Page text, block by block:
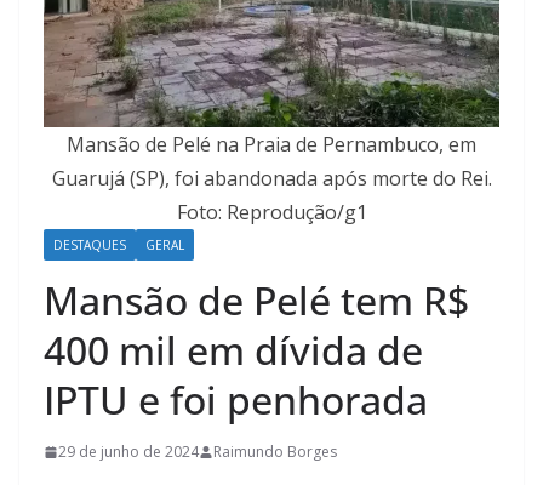
Mansão de Pelé na Praia de Pernambuco, em
Guarujá (SP), foi abandonada após morte do Rei.
Foto: Reprodução/g1
DESTAQUES GERAL
Mansão de Pelé tem R$
400 mil em dívida de
IPTU e foi penhorada
29 de junho de 2024 Raimundo Borges